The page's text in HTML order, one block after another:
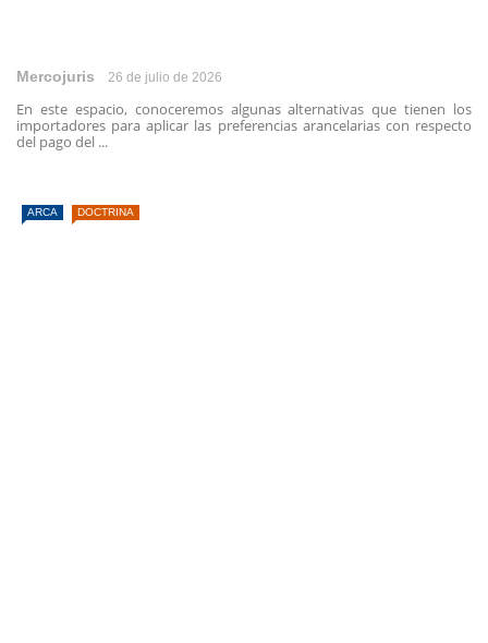
Mercojuris 26 de julio de 2026
En este espacio, conoceremos algunas alternativas que tienen los
importadores para aplicar las preferencias arancelarias con respecto
del pago del ...
ARCA DOCTRINA